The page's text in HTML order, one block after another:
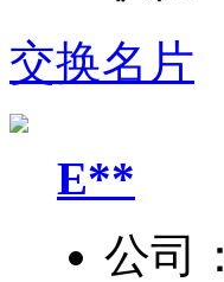
交换名片
E**
公司：